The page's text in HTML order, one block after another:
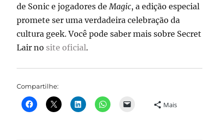
de Sonic e jogadores deMagic, a edição especial
promete ser uma verdadeira celebração da
cultura geek. Você pode saber mais sobre Secret
Lair no site oficial.
Compartilhe:
Mais